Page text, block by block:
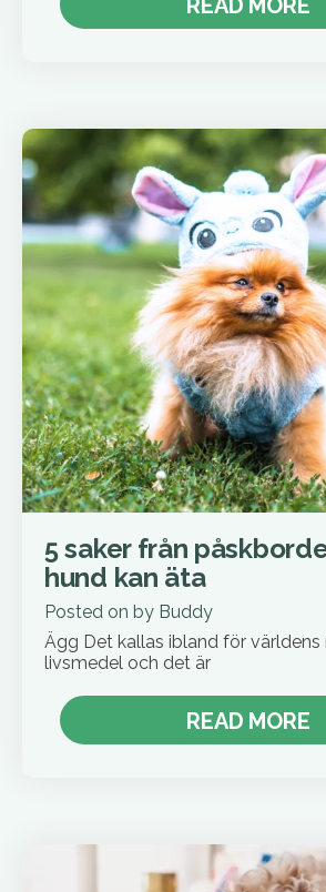
READ MORE
5 saker från
hund kan äta
Posted on by Buddy
Ägg Det kallas ibland för
livsmedel och det är
READ MORE